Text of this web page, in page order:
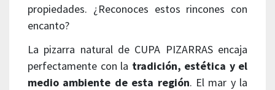
propiedades. ¿Reconoces estos rincones con
encanto?
La pizarra natural de CUPA PIZARRAS encaja
perfectamente con la tradición, estética y el
medio ambiente de esta región. El mar y la